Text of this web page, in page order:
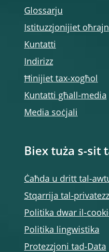
Glossarju
Istituzzjonijiet oħrajn
Kuntatti
Indirizz
Ħinijiet tax-xogħol
Kuntatti għall-media
Media soċjali
Biex tuża s-sit
Ċaħda u dritt tal-
Stqarrija tal-
Politika dwar il-
Politika lingwistika
Protezzjoni tad-Data